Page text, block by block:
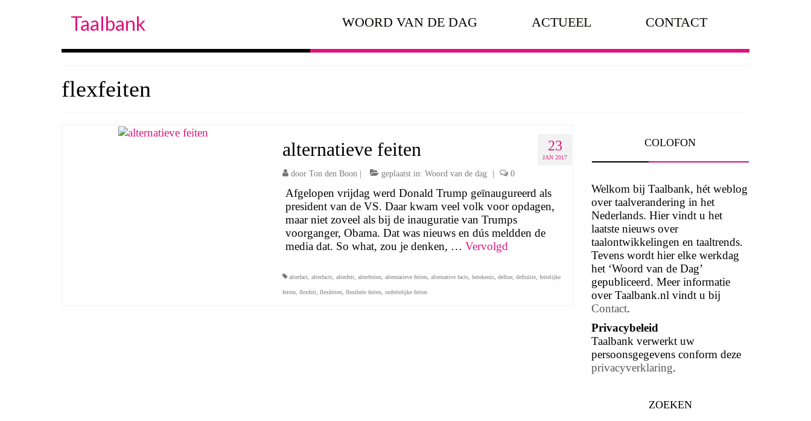
Taalbank WOORD VAN DE DAG ACTUEEL CONTACT
flexfeiten
23
JAN 2017
alternatieve feiten
door Ton den Boon| geplaatst in: Woord van de dag 0
Afgelopen vrijdag werd Donald Trump geïnaugureerd als
president van de VS. Daar kwam veel volk voor opdagen,
maar niet zoveel als bij de inauguratie van Trumps
voorganger, Obama. Dat was nieuws en dús meldden de
media dat. So what, zou je denken, … Vervolgd
alterfact, alterfacts, alterfeit, alterfeiten, alternatieve feiten, alternative facts, betekenis, define, definitie, feitelijke
feiten, flexfeit, flexfeiten, flexibele feiten, onfeitelijke feiten
COLOFON
Welkom bij Taalbank, hét weblog
over taalverandering in het
Nederlands. Hier vindt u het
laatste nieuws over
taalontwikkelingen en taaltrends.
Tevens wordt hier elke werkdag
het ‘Woord van de Dag’
gepubliceerd. Meer informatie
over Taalbank.nl vindt u bij
Contact.
Privacybeleid
Taalbank verwerkt uw
persoonsgegevens conform deze
privacyverklaring.
ZOEKEN